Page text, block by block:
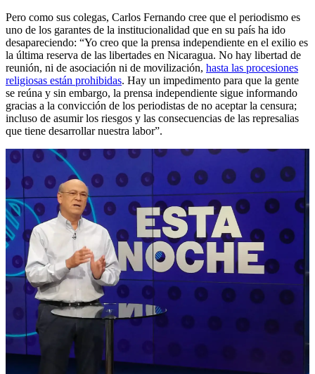
Pero como sus colegas, Carlos Fernando cree que el periodismo es
uno de los garantes de la institucionalidad que en su país ha ido
desapareciendo: “Yo creo que la prensa independiente en el exilio es
la última reserva de las libertades en Nicaragua. No hay libertad de
reunión, ni de asociación ni de movilización, hasta las procesiones
religiosas están prohibidas. Hay un impedimento para que la gente
se reúna y sin embargo, la prensa independiente sigue informando
gracias a la convicción de los periodistas de no aceptar la censura;
incluso de asumir los riesgos y las consecuencias de las represalias
que tiene desarrollar nuestra labor”.